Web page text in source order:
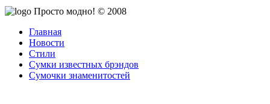
Просто модно! © 2008
Главная
Новости
Стили
Сумки известных брэндов
Сумочки знаменитостей